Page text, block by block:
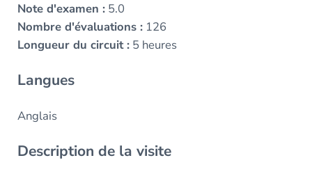
Note d'examen :5.0
Nombre d'évaluations :126
Longueur du circuit :5 heures
Langues
Anglais
Description de la visite